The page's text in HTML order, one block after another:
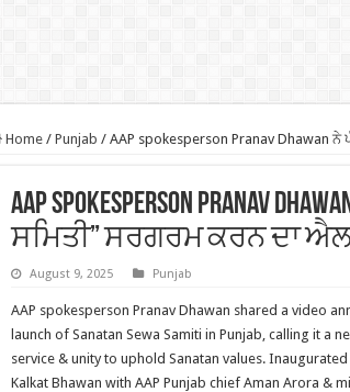
Home / Punjab / AAP spokesperson Pranav Dhawan
AAP spokesperson Pranav
ਸਮਿਤੀ” ਸਰਗਰਮ ਕਰਨ ਦਾ
August 9, 2025 Punjab
AAP spokesperson Pranav Dhawan shared a video
launch of Sanatan Sewa Samiti in Punjab, calling it a
service & unity to uphold Sanatan values. Inaugurated
Kalkat Bhawan with AAP Punjab chief Aman Arora &